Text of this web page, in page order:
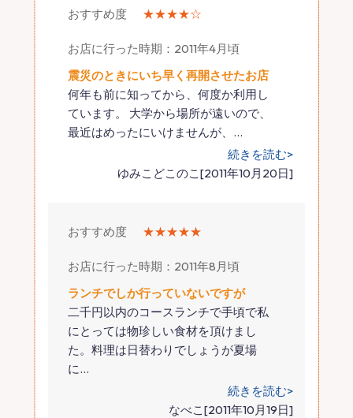
おすすめ度 ★★★★☆
お店に行った時期：2011年4月頃
震災のときにいち早く再開させたお店
何年も前に知ってから、何度か利用し
ています。 大学から場所が遠いので、
最近はめったにいけませんが、 …
続きを読む>
ゆみこどこのこ[2011年10月20日]
おすすめ度 ★★★★★
お店に行った時期：2011年8月頃
ランチでしか行っていないですが
二千円以内のコースランチで手頃で私
にとっては物珍しい食材を頂けまし
た。料理は日替わりでしょうが夏場
に…
続きを読む>
なべこ[2011年10月19日]